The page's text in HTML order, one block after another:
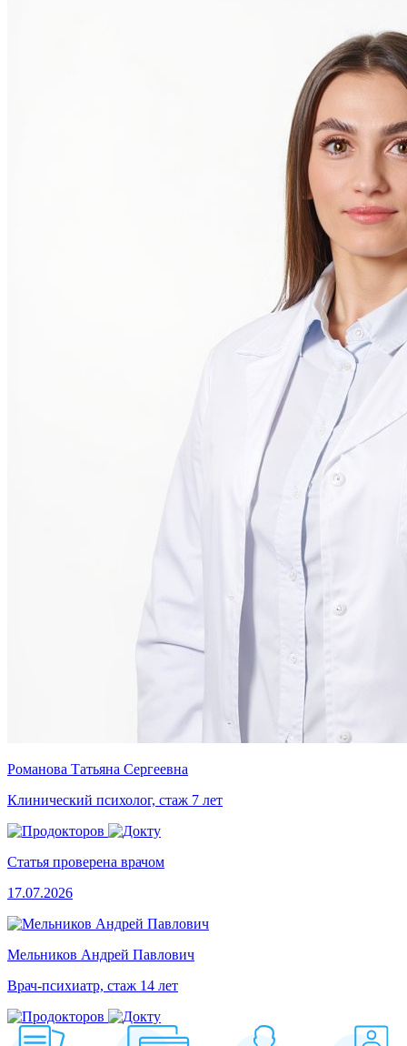
Романова Татьяна Сергеевна
Клинический психолог, стаж 7 лет
Статья проверена врачом
17.07.2026
Мельников Андрей Павлович
Врач-психиатр, стаж 14 лет